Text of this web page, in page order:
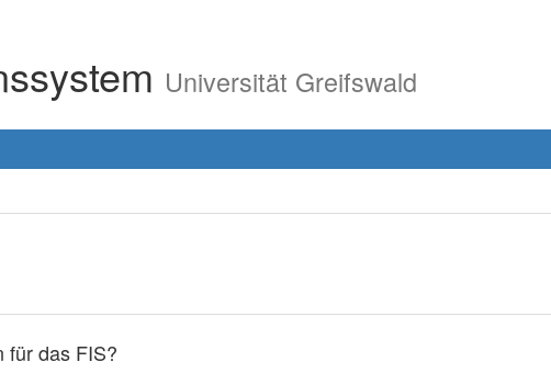
Universität Greifswald
für das FIS?